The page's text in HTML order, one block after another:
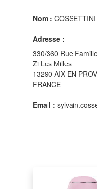
Nom : COSSETTINI
Adresse :
330/360 Rue
Zi Les Milles
13290 AIX EN
FRANCE
Email :